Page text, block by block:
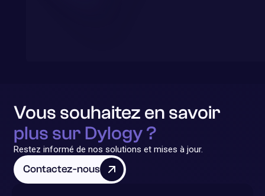
Vous souhaitez en savoir
plus sur Dylogy ?
Restez informé de nos solutions et mises à jour.
Contactez-nous